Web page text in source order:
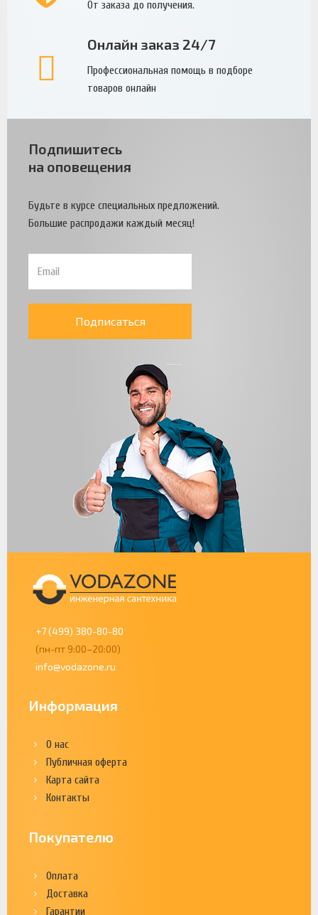
От заказа до получения.
Онлайн заказ 24/7
Профессиональная помощь в подборе
товаров онлайн
Подпишитесь
на оповещения
Будьте в курсе специальных предложений.
Большие распродажи каждый месяц!
Подписаться
+7 (499) 380-80-80
(пн-пт 9:00–20:00)
info@vodazone.ru
Информация
О нас
Публичная оферта
Карта сайта
Контакты
Покупателю
Оплата
Доставка
Гарантии